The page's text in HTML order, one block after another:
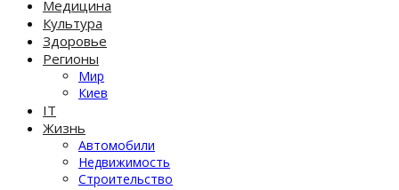
Медицина
Культура
Здоровье
Регионы
Мир
Киев
IT
Жизнь
Автомобили
Недвижимость
Строительство